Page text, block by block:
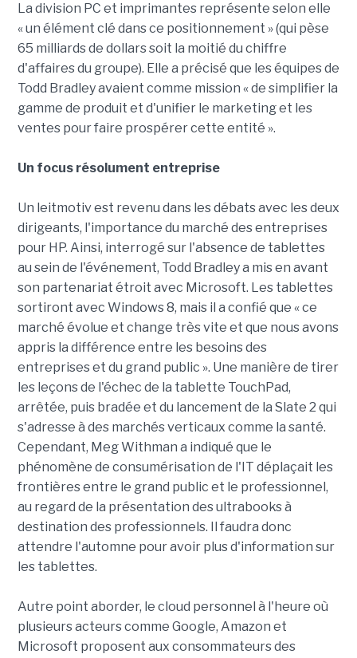
La division PC et imprimantes représente selon elle
« un élément clé dans ce positionnement » (qui pèse
65 milliards de dollars soit la moitié du chiffre
d'affaires du groupe). Elle a précisé que les équipes de
Todd Bradley avaient comme mission « de simplifier la
gamme de produit et d'unifier le marketing et les
ventes pour faire prospérer cette entité ».
Un focus résolument entreprise
Un leitmotiv est revenu dans les débats avec les deux
dirigeants, l'importance du marché des entreprises
pour HP. Ainsi, interrogé sur l'absence de tablettes
au sein de l'événement, Todd Bradley a mis en avant
son partenariat étroit avec Microsoft. Les tablettes
sortiront avec Windows 8, mais il a confié que « ce
marché évolue et change très vite et que nous avons
appris la différence entre les besoins des
entreprises et du grand public ». Une manière de tirer
les leçons de l'échec de la tablette TouchPad,
arrêtée, puis bradée et du lancement de la Slate 2 qui
s'adresse à des marchés verticaux comme la santé.
Cependant, Meg Withman a indiqué que le
phénomène de consumérisation de l'IT déplaçait les
frontières entre le grand public et le professionnel,
au regard de la présentation des ultrabooks à
destination des professionnels. Il faudra donc
attendre l'automne pour avoir plus d'information sur
les tablettes.
Autre point aborder, le cloud personnel à l'heure où
plusieurs acteurs comme Google, Amazon et
Microsoft proposent aux consommateurs des